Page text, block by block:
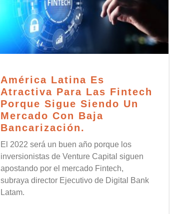
América Latina Es
Atractiva Para Las Fintech
Porque Sigue Siendo Un
Mercado Con Baja
Bancarización.
El 2022 será un buen año porque los
inversionistas de Venture Capital siguen
apostando por el mercado Fintech,
subraya director Ejecutivo de Digital Bank
Latam.